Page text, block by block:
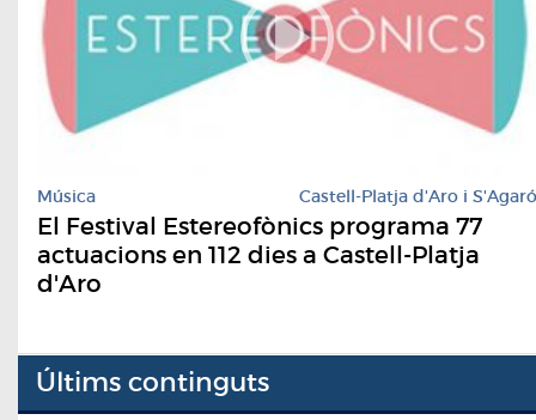
Música Castell-Platja d'Aro i S'Agaró
El Festival Estereofònics programa 77
actuacions en 112 dies a Castell-Platja
d'Aro
Últims continguts